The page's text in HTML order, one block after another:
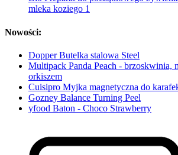
mleka koziego 1
Nowości:
Dopper Butelka stalowa Steel
Multipack Panda Peach - brzoskwinia,
orkiszem
Cuisipro Myjka magnetyczna do
Gozney Balance Turning Peel
yfood Baton - Choco Strawberry